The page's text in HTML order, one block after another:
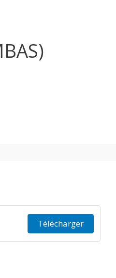
Télécharger